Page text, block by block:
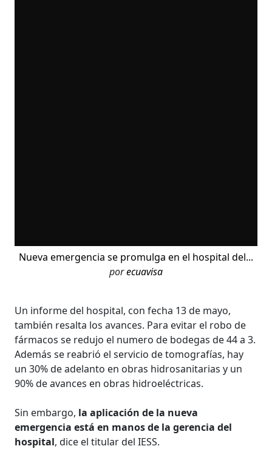
Nueva emergencia se promulga en el hospital del...
porecuavisa
Un informe del hospital, con fecha 13 de mayo,
también resalta los avances. Para evitar el robo de
fármacos se redujo el numero de bodegas de 44 a 3.
Además se reabrió el servicio de tomografías, hay
un 30% de adelanto en obras hidrosanitarias y un
90% de avances en obras hidroeléctricas.
Sin embargo, la aplicación de la nueva
emergencia está en manos de la gerencia del
hospital, dice el titular del IESS.